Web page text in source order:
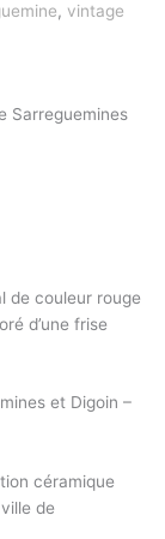
, vintage
Sarreguemines
de couleur rouge
d’une frise
et Digoin –
céramique
de